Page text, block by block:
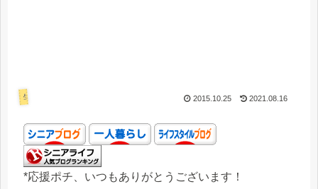
生活 2015.10.25 2021.08.16
*応援ポチ、いつもありがとうございます！